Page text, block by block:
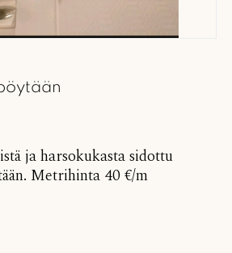
ja harsokukasta sidottu
Metrihinta 40 €/m